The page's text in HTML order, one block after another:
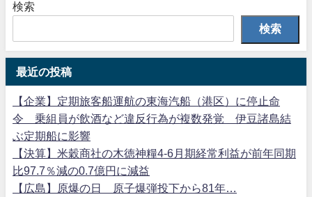
検索
検索
最近の投稿
【企業】定期旅客船運航の東海汽船（港区）に停止命
令 乗組員が飲酒など違反行為が複数発覚 伊豆諸島結
ぶ定期船に影響
【決算】米穀商社の木徳神糧4-6月期経常利益が前年同期
比97.7％減の0.7億円に減益
【広島】原爆の日 原子爆弾投下から81年…